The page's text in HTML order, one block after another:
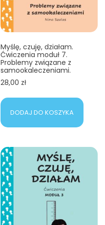
Myślę, czuję, działam.
Ćwiczenia moduł 7.
Problemy związane z
samookaleczeniami.
28,00 zł
DODAJ DO KOSZYKA